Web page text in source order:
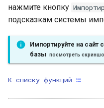
нажмите кнопку
подсказкам системы
Импортируйте на сайт
базы посмотреть
К списку функций